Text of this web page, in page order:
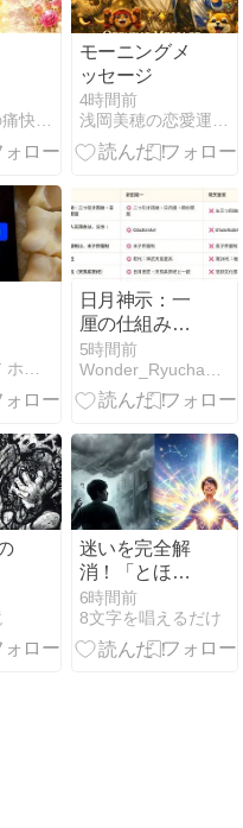
つまずき女の痛快！逆転ホームラン劇！宇咲愛アシュタール
モーニングメ
ッセージ
4時間前
浅岡美穂の恋愛運UPしま専科 Be happy tog…
日月神示：一
厘の仕組みを
綺麗にまとめ
直した理由
5時間前
迷いを完全解
消！「とほか
みえみため」
を唱えてはい
けない場所の
6時間前
8文字を唱えるだけ